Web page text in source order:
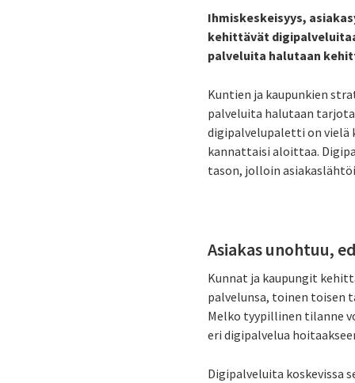
Ihmiskeskeisyys,
kehittävät
palveluita halutaan
Kuntien ja kaupunkien
palveluita halutaan
digipalvelupaletti on vielä
kannattaisi aloittaa.
tason, jolloin
Asiakas unohtuu,
Kunnat ja kaupungit
palvelunsa, toinen toisen
Melko tyypillinen tilanne
eri digipalvelua
Digipalveluita koskevissa